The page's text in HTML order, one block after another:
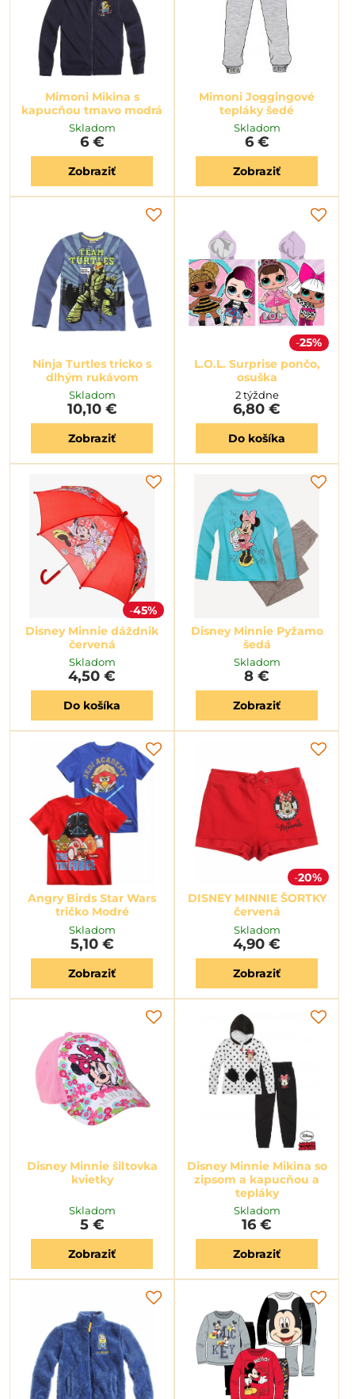
Mimoni Mikina s
kapucňou tmavo modrá
Skladom
6 €
Zobraziť
Mimoni Joggingové
tepláky šedé
Skladom
6 €
Zobraziť
Ninja Turtles tricko s
dlhým rukávom
Skladom
10,10 €
Zobraziť
25%
L.O.L. Surprise pončo,
osuška
2 týždne
6,80 €
Do košíka
45%
Disney Minnie dáždnik
červená
Skladom
4,50 €
Do košíka
Disney Minnie Pyžamo
šedá
Skladom
8 €
Zobraziť
Angry Birds Star Wars
tričko Modré
Skladom
5,10 €
Zobraziť
20%
DISNEY MINNIE ŠORTKY
červená
Skladom
4,90 €
Zobraziť
Disney Minnie šiltovka
kvietky
Skladom
5 €
Zobraziť
Disney Minnie Mikina so
zipsom a kapucňou a
tepláky
Skladom
16 €
Zobraziť